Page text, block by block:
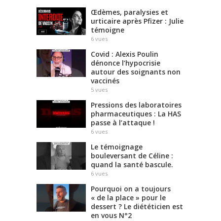
Œdèmes, paralysies et
urticaire après Pfizer : Julie
témoigne
6 vues
Covid : Alexis Poulin
dénonce l’hypocrisie
autour des soignants non
vaccinés
5 vues
Pressions des laboratoires
pharmaceutiques : La HAS
passe à l’attaque !
6 vues
Le témoignage
bouleversant de Céline :
quand la santé bascule.
6 vues
Pourquoi on a toujours
« de la place » pour le
dessert ? Le diététicien est
en vous N°2